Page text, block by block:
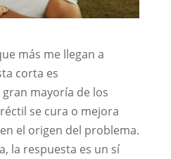
más me llegan a
corta es
mayoría de los
se cura o mejora
el origen del problema.
la respuesta es un sí